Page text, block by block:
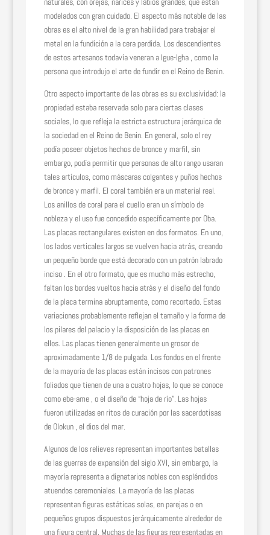
modelados con gran cuidado. El aspecto más notable de las
obras es el alto nivel de la gran habilidad para trabajar el
metal en la fundición a la cera perdida. Los descendientes
de estos artesanos todavía veneran a Igue-Igha , como la
persona que introdujo el arte de fundir en el Reino de Benin.
Otro aspecto importante de las obras es su exclusividad: la
propiedad estaba reservada solo para ciertas clases
sociales, lo que refleja la estricta estructura jerárquica de
la sociedad en el Reino de Benin. En general, solo el rey
podía poseer objetos hechos de bronce y marfil, sin
embargo, podía permitir que personas de alto rango usaran
tales artículos, como máscaras colgantes y puños hechos
de bronce y marfil. El coral también era un material real.
Los anillos de coral para el cuello eran un símbolo de
nobleza y el uso fue concedido específicamente por Oba.
Las placas rectangulares existen en dos formatos. En uno,
los lados verticales largos se vuelven hacia atrás, creando
un pequeño borde que está decorado con un patrón labrado
inciso . En el otro formato, que es mucho más estrecho,
faltan los bordes vueltos hacia atrás y el diseño del fondo
de la placa termina abruptamente, como recortado. Estas
variaciones probablemente reflejan el tamaño y la forma de
los pilares del palacio y la disposición de las placas en
ellos. Las placas tienen generalmente un grosor de
aproximadamente 1/8 de pulgada. Los fondos en el frente
de la mayoría de las placas están incisos con patrones
foliados que tienen de una a cuatro hojas, lo que se conoce
como ebe-ame , o el diseño de “hoja de río”. Las hojas
fueron utilizadas en ritos de curación por las sacerdotisas
de Olokun , el dios del mar.
Algunos de los relieves representan importantes batallas
de las guerras de expansión del siglo XVI, sin embargo, la
mayoría representa a dignatarios nobles con espléndidos
atuendos ceremoniales. La mayoría de las placas
representan figuras estáticas solas, en parejas o en
pequeños grupos dispuestos jerárquicamente alrededor de
una figura central. Muchas de las figuras representadas en